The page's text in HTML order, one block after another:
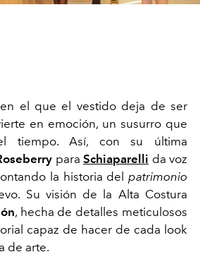
el que el vestido deja de ser
en emoción, un susurro que
tiempo. Así, con su última
para Schiaparelli da voz
la historia del patrimonio
Su visión de la Alta Costura
, hecha de detalles meticulosos
capaz de hacer de cada look
de arte.